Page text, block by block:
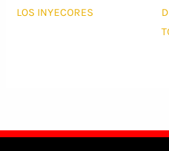
LOS INYECORES